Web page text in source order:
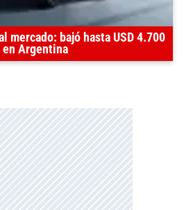
mercado: bajó hasta USD 4.700
Argentina